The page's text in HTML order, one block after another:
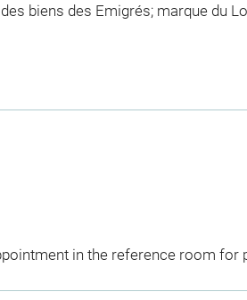
biens des Emigrés; marque du
in the reference room for